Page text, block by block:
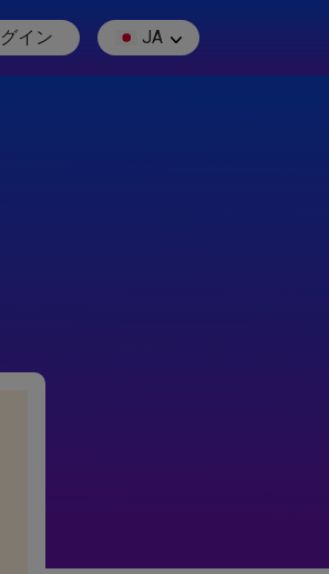
イン JA